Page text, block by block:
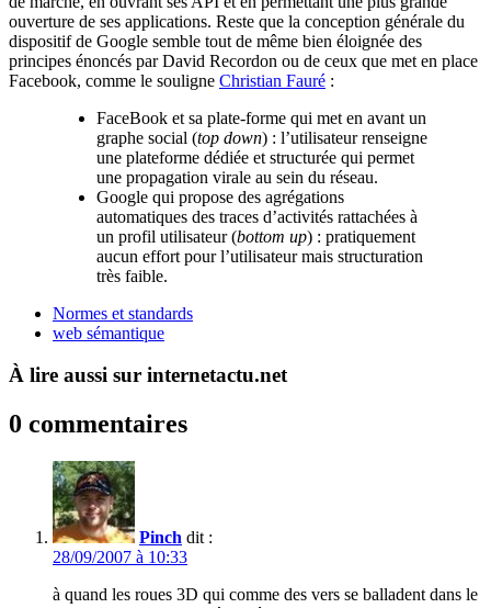
ouverture de ses applications. Reste que la conception générale du
dispositif de Google semble tout de même bien éloignée des
principes énoncés par David Recordon ou de ceux que met en place
Facebook, comme le souligne Christian Fauré :
FaceBook et sa plate-forme qui met en avant un
graphe social (top down) : l’utilisateur renseigne
une plateforme dédiée et structurée qui permet
une propagation virale au sein du réseau.
Google qui propose des agrégations
automatiques des traces d’activités rattachées à
un profil utilisateur (bottom up) : pratiquement
aucun effort pour l’utilisateur mais structuration
très faible.
Normes et standards
web sémantique
À lire aussi sur internetactu.net
0 commentaires
Pinch dit :
28/09/2007 à 10:33
à quand les roues 3D qui comme des vers se balladent dans le